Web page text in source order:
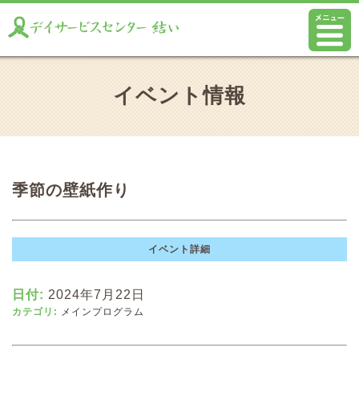
イベント情報
季節の壁紙作り
イベント詳細
日付: 2024年7月22日
カテゴリ: メインプログラム